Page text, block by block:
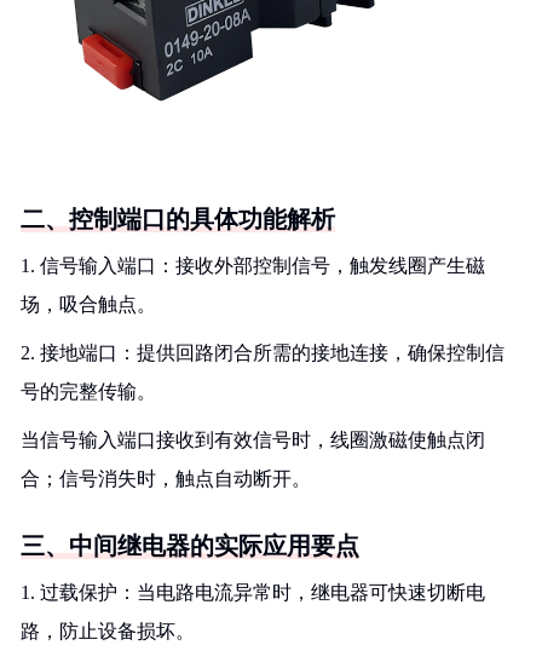
二、控制端口的具体功能解析
1. 信号输入端口：接收外部控制信号，触发线圈产生磁
场，吸合触点。
2. 接地端口：提供回路闭合所需的接地连接，确保控制信
号的完整传输。
当信号输入端口接收到有效信号时，线圈激磁使触点闭
合；信号消失时，触点自动断开。
三、中间继电器的实际应用要点
1. 过载保护：当电路电流异常时，继电器可快速切断电
路，防止设备损坏。